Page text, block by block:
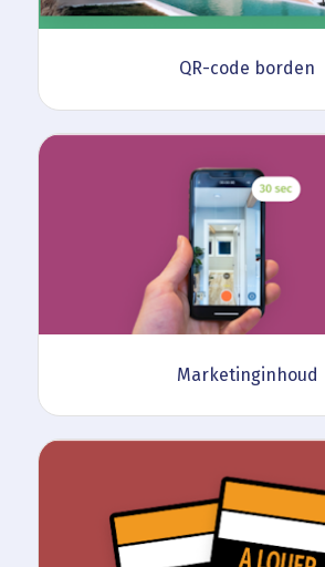
QR-code borden
Marketinginhoud